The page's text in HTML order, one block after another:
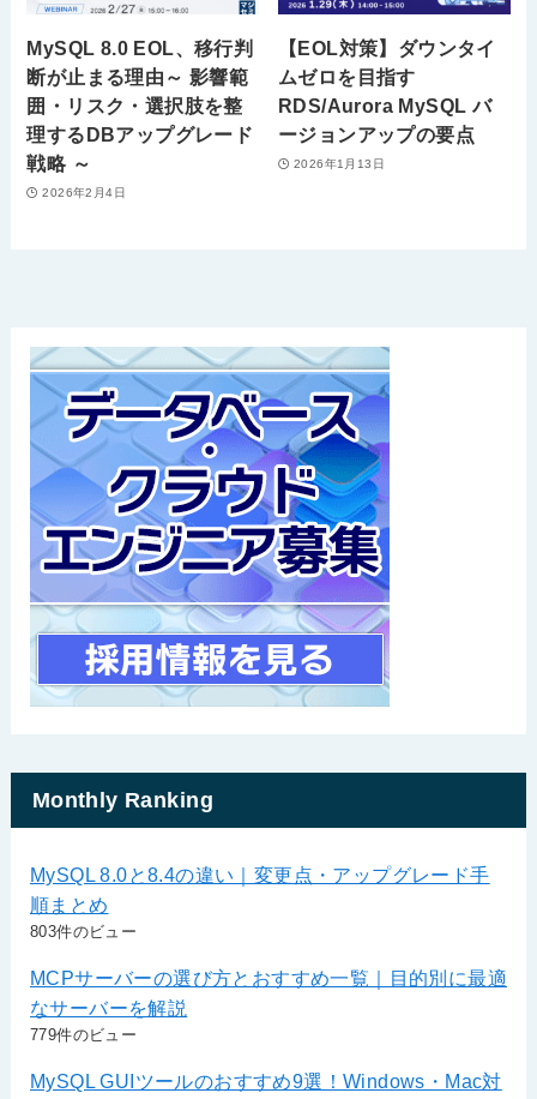
MySQL 8.0 EOL、移行判
断が止まる理由～ 影響範
囲・リスク・選択肢を整
理するDBアップグレード
戦略 ～
2026年2月4日
【EOL対策】ダウンタイ
ムゼロを目指す
RDS/Aurora MySQL バ
ージョンアップの要点
2026年1月13日
Monthly Ranking
MySQL 8.0と8.4の違い｜変更点・アップグレード手
順まとめ
803件のビュー
MCPサーバーの選び方とおすすめ一覧｜目的別に最適
なサーバーを解説
779件のビュー
MySQL GUIツールのおすすめ9選！Windows・Mac対